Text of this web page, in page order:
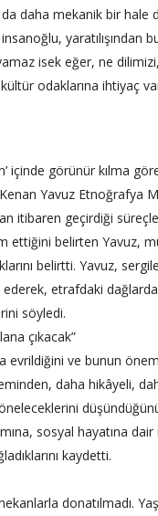
daha mekanik bir hale
isek eğer, ne
kültür odaklarına
içinde görünür kılma
Yavuz Etnoğrafya
itibaren geçirdiği
ettiğini belirten
belirtti. Yavuz,
etrafdaki
söyledi.
çıkacak”
evrildiğini ve bunun
daha hikâyeli,
sosyal hayatına
kaydetti.
donatılmadı.